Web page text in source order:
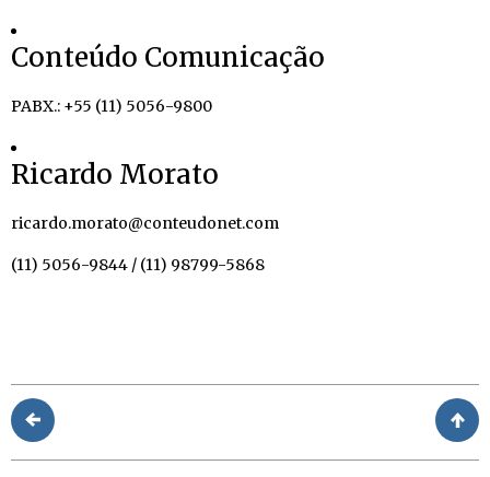
Conteúdo Comunicação
PABX.: +55 (11) 5056-9800
Ricardo Morato
ricardo.morato@conteudonet.com
(11) 5056-9844 / (11) 98799-5868